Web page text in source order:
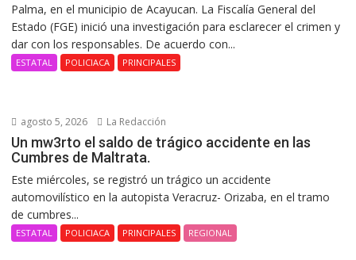
Palma, en el municipio de Acayucan. La Fiscalía General del
Estado (FGE) inició una investigación para esclarecer el crimen y
dar con los responsables. De acuerdo con...
ESTATAL POLICIACA PRINCIPALES
agosto 5, 2026 La Redacción
Un mw3rto el saldo de trágico accidente en las
Cumbres de Maltrata.
Este miércoles, se registró un trágico un accidente
automovilístico en la autopista Veracruz- Orizaba, en el tramo
de cumbres...
ESTATAL POLICIACA PRINCIPALES REGIONAL